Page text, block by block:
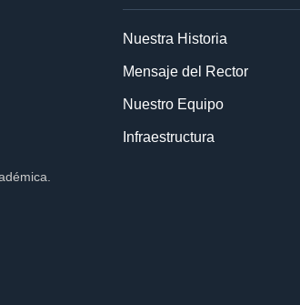
Nuestra Historia
Mensaje del Rector
Nuestro Equipo
Infraestructura